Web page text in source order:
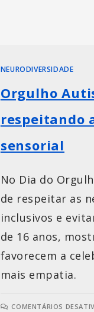
NEURODIVERSIDADE
Orgulho
respeitando
sensorial
No Dia do
de respeitar as
inclusivos e
de 16 anos,
favorecem a
mais empatia.
COMENTÁRIOS